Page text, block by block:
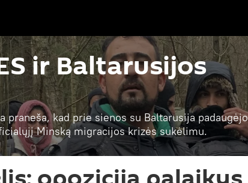
ir Baltarusijos
praneša, kad prie sienos su Baltarusija padaugėjo
Minską migracijos krizės sukėlimu.